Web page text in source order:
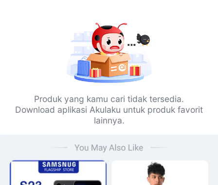
Produk yang kamu cari tidak tersedia.
Download aplikasi Akulaku untuk produk favorit
lainnya.